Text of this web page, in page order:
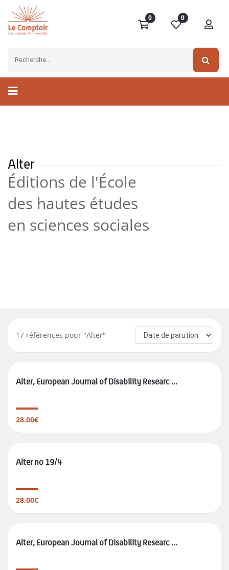
0 0
Alter
Éditions de l'École
des hautes études
en sciences sociales
17 références pour "Alter"
Alter, European Journal of Disability Researc ...
28.00€
Alter no 19/4
28.00€
Alter, European Journal of Disability Researc ...